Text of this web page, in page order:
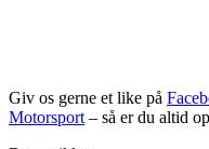
Giv os gerne et like på
Motorsport – så er du altid